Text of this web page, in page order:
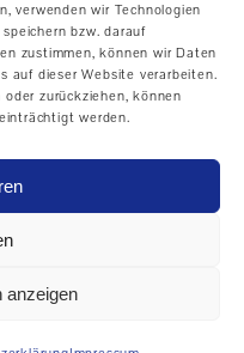
verwenden wir Technologien
bzw. darauf
zustimmen, können wir Daten
auf dieser Website verarbeiten.
zurückziehen, können
werden.
anzeigen